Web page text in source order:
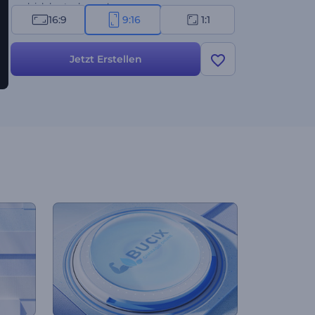
es gleich kostenlos aus!
16:9 9:16 1:1
Jetzt Erstellen